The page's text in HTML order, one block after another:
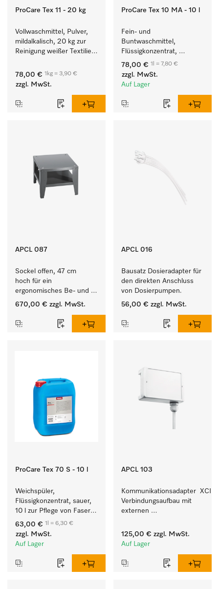
ProCare Tex 11 - 20 kg
Vollwaschmittel, Pulver,
mildalkalisch, 20 kg zur
Reinigung weißer Textilien
Buntwäsche.
78,00 € 1kg = 3,90 €
zzgl. MwSt.
ProCare Tex 10 MA - 10 l
Fein- und
Buntwaschmittel,
Flüssigkonzentrat,
mildalkalisch, 10 l zur
Reinigung von
Buntwäsche und
78,00 € 1l = 7,80 €
zzgl. MwSt.
Auf Lager
APCL 087
Sockel offen, 47 cm
hoch für ein
ergonomisches Be- und
Entladen von
Trockner.
670,00 € zzgl. MwSt.
APCL 016
Bausatz Dosieradapter für
den direkten Anschluss
von Dosierpumpen.
56,00 € zzgl. MwSt.
ProCare Tex 70 S - 10 l
Weichspüler,
Flüssigkonzentrat, sauer,
10 l zur Pflege von Fasern
für eine langfristige
Geschmeidigkeit der
Textilien.
63,00 € 1l = 6,30 €
zzgl. MwSt.
Auf Lager
APCL 103
Kommunikationsadapter  XCI
Verbindungsaufbau mit
externen
125,00 € zzgl. MwSt.
Auf Lager